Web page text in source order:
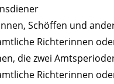
Schöffen und
Richterinnen
en, die zwei
Richterinnen